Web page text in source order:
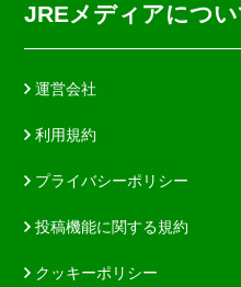
JREメディアについ
運営会社
利用規約
プライバシーポリシー
投稿機能に関する規約
クッキーポリシー